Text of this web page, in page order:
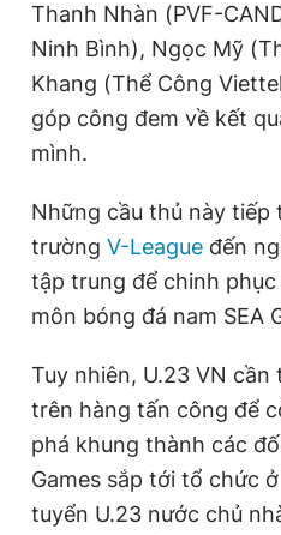
Thanh Nhàn (PVF-
Ninh Bình), Ngọc Mỹ
Khang (Thể Công
góp công đem về kết
mình.
Những cầu thủ này tiếp
trường V-League đến
tập trung để chinh
môn bóng đá nam SEA
Tuy nhiên, U.23 VN
trên hàng tấn công để
phá khung thành các
Games sắp tới tổ chức
tuyển U.23 nước chủ